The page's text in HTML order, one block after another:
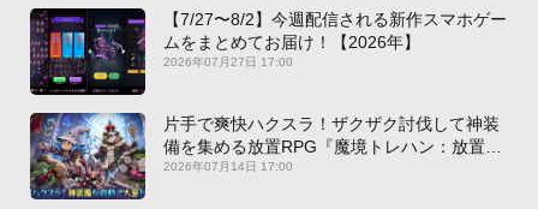
【7/27〜8/2】今週配信される新作スマホゲー
ムをまとめてお届け！【2026年】
2026年07月27日 17:00
片手で爽快ハクスラ！ザクザク討伐して神装
備を集める放置RPG『魔境トレハン：放置で
神装備』【最新作PICKUP】
2026年07月14日 17:00